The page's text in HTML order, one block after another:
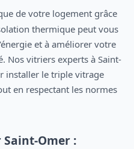
thermique peut vous
et à améliorer votre
Nos vitriers experts à Saint-
installer le triple vitrage
en respectant les normes
Omer :